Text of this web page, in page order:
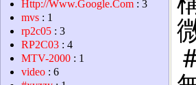
Http://Www.Google.Com : 3
mvs : 1
rp2c05 : 3
RP2C03 : 4
MTV-2000 : 1
video : 6